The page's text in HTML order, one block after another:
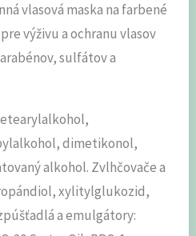
vlasová maska ​​na farbené
výživu a ochranu vlasov
sulfátov a
dimetikonol,
alkohol. Zvlhčovače a
xylitylglukozid,
a emulgátory: